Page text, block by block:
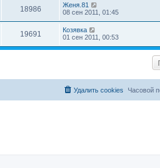
18986
Женя.81
08 сен 2011, 01:45
19691
Козявка
01 сен 2011, 00:53
Часовой
Удалить cookies